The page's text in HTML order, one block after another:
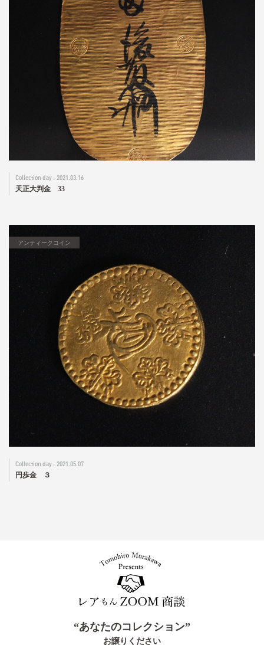
2021.03.16
天正大判金 33
アンティークコイン
2021.05.07
円歩金 ３
“あなたのコレクション”
お譲りください